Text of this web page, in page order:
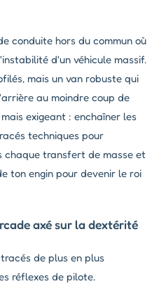
conduite hors du commun où
d'un véhicule massif.
mais un van robuste qui
au moindre coup de
exigeant : enchaîner les
techniques pour
chaque transfert de masse et
ton engin pour devenir le roi
axé sur la dextérité
tracés de plus en plus
réflexes de pilote.